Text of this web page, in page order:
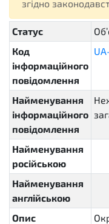
згідно
Статус
Код
інформаційного
повідомлення
Найменування
інформаційного
повідомлення
Найменування
російською
Найменування
англійською
Опис